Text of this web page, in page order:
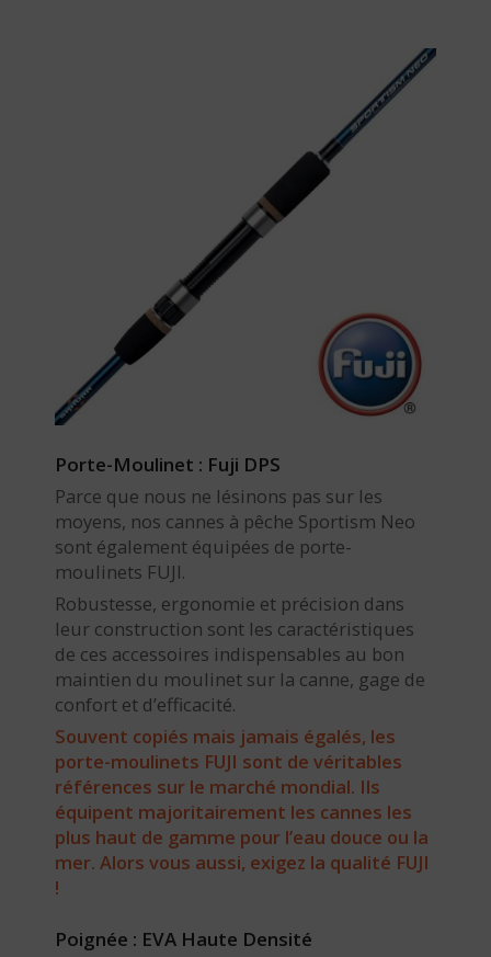
Porte-Moulinet : Fuji DPS
Parce que nous ne lésinons pas sur les
moyens, nos cannes à pêche Sportism Neo
sont également équipées de porte-
moulinets FUJI.
Robustesse, ergonomie et précision dans
leur construction sont les caractéristiques
de ces accessoires indispensables au bon
maintien du moulinet sur la canne, gage de
confort et d’efficacité.
Souvent copiés mais jamais égalés, les
porte-moulinets FUJI sont de véritables
références sur le marché mondial. Ils
équipent majoritairement les cannes les
plus haut de gamme pour l’eau douce ou la
mer. Alors vous aussi, exigez la qualité FUJI
!
Poignée : EVA Haute Densité